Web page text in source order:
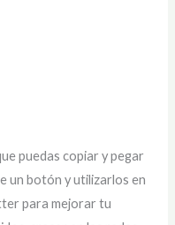
puedas copiar y pegar
un botón y utilizarlos en
para mejorar tu